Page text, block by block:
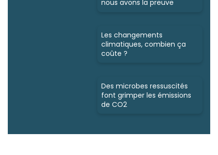
nous avons la preuve
Les changements
climatiques, combien ça
coûte ?
Des microbes ressuscités
font grimper les émissions
de CO2